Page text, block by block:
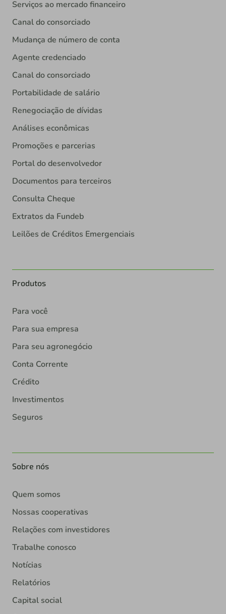
Serviços ao mercado financeiro
Canal do consorciado
Mudança de número de conta
Agente credenciado
Canal do consorciado
Portabilidade de salário
Renegociação de dívidas
Análises econômicas
Promoções e parcerias
Portal do desenvolvedor
Documentos para terceiros
Consulta Cheque
Extratos da Fundeb
Leilões de Créditos Emergenciais
Produtos
Para você
Para sua empresa
Para seu agronegócio
Conta Corrente
Crédito
Investimentos
Seguros
Sobre nós
Quem somos
Nossas cooperativas
Relações com investidores
Trabalhe conosco
Notícias
Relatórios
Capital social